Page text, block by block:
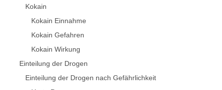
Kokain
Kokain Einnahme
Kokain Gefahren
Kokain Wirkung
Einteilung der Drogen
Einteilung der Drogen nach Gefährlichkeit